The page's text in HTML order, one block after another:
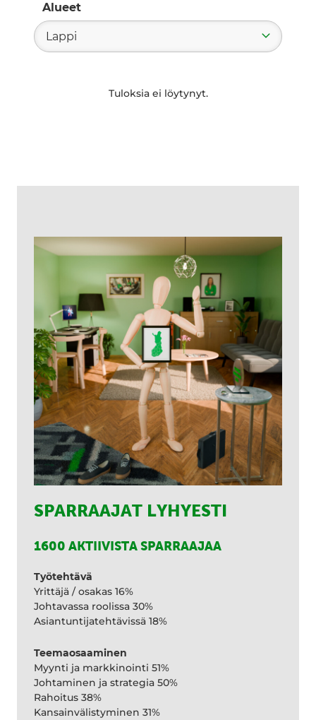
Alueet
Lappi
Tuloksia ei löytynyt.
SPARRAAJAT LYHYESTI
1600 AKTIIVISTA SPARRAAJAA
Työtehtävä
Yrittäjä / osakas 16%
Johtavassa roolissa 30%
Asiantuntijatehtävissä 18%
Teemaosaaminen
Myynti ja markkinointi 51%
Johtaminen ja strategia 50%
Rahoitus 38%
Kansainvälistyminen 31%